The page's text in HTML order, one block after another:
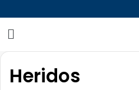
Heridos